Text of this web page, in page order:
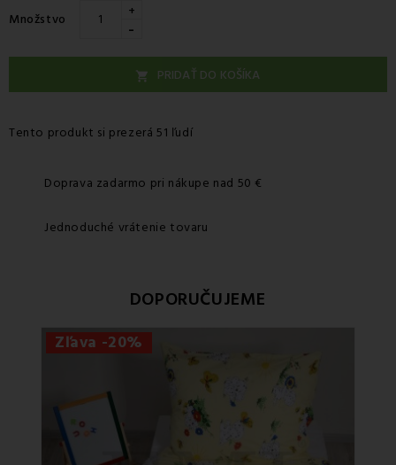
Množstvo +
-
 PRIDAŤ DO KOŠÍKA
Tento produkt si prezerá 51 ľudí
Doprava zadarmo pri nákupe nad 50 €
Jednoduché vrátenie tovaru
DOPORUČUJEME
Zľava -20%